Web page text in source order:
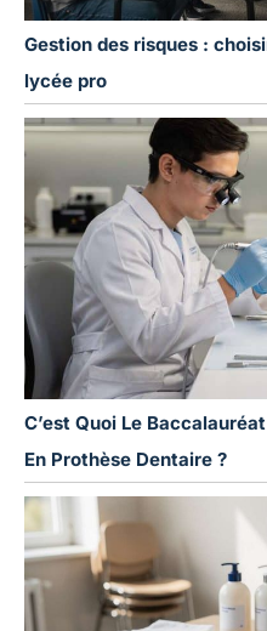
Gestion des risques :
lycée pro
C’est Quoi Le
En Prothèse Dentaire ?